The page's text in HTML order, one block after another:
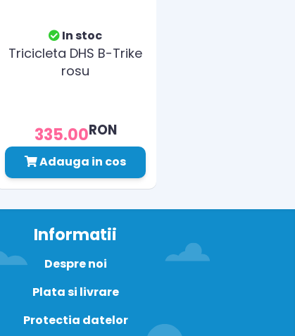
In stoc
Tricicleta DHS B-Trike
rosu
335.00RON
Adauga in cos
Informatii
Despre noi
Plata si livrare
Protectia datelor